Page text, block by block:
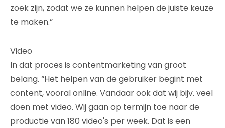
zoek zijn, zodat we ze kunnen helpen de juiste keuze
te maken.”
Video
In dat proces is contentmarketing van groot
belang. “Het helpen van de gebruiker begint met
content, vooral online. Vandaar ook dat wij bijv. veel
doen met video. Wij gaan op termijn toe naar de
productie van 180 video's per week. Dat is een